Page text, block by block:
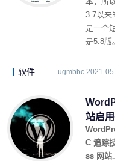
3.7以来
是一个
是5.8版。
软件 ugmbbc 2021-
站启
C 追踪
ss 网站